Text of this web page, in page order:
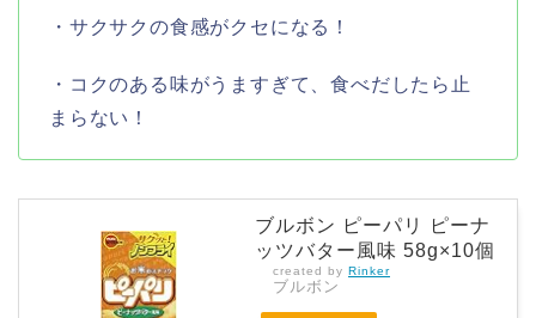
・サクサクの食感がクセになる！
・コクのある味がうますぎて、食べだしたら止
まらない！
ブルボン ピーパリ ピーナ
ッツバター風味 58g×10個
created by Rinker
ブルボン